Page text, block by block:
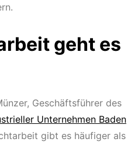
geht es
Geschäftsführer des
Unternehmen Baden
gibt es häufiger als